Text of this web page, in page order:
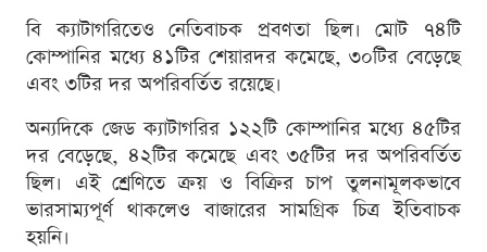
বি ক্যাটাগরিতেও নেতিবাচক প্রবণতা ছিল। মোট ৭৪টি
কোম্পানির মধ্যে ৪১টির শেয়ারদর কমেছে, ৩০টির বেড়েছে
এবং ৩টির দর অপরিবর্তিত রয়েছে।
অন্যদিকে জেড ক্যাটাগরির ১২২টি কোম্পানির মধ্যে ৪৫টির
দর বেড়েছে, ৪২টির কমেছে এবং ৩৫টির দর অপরিবর্তিত
ছিল। এই শ্রেণিতে ক্রয় ও বিক্রির চাপ তুলনামূলকভাবে
ভারসাম্যপূর্ণ থাকলেও বাজারের সামগ্রিক চিত্র ইতিবাচক
হয়নি।